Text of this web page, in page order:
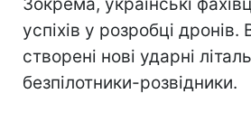
Зокрема, українські
успіхів у розробці дронів.
створені нові ударні
безпілотники-розвідники.